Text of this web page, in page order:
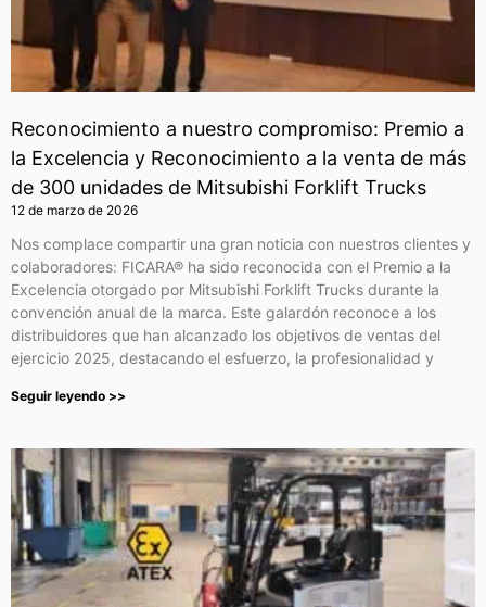
Reconocimiento a nuestro compromiso: Premio a
la Excelencia y Reconocimiento a la venta de más
de 300 unidades de Mitsubishi Forklift Trucks
12 de marzo de 2026
Nos complace compartir una gran noticia con nuestros clientes y
colaboradores: FICARA® ha sido reconocida con el Premio a la
Excelencia otorgado por Mitsubishi Forklift Trucks durante la
convención anual de la marca. Este galardón reconoce a los
distribuidores que han alcanzado los objetivos de ventas del
ejercicio 2025, destacando el esfuerzo, la profesionalidad y
Seguir leyendo >>